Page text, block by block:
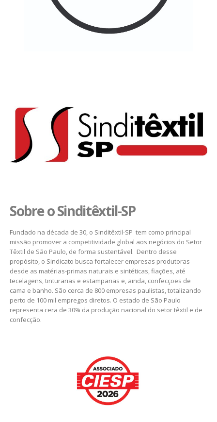
Sobre o Sinditêxtil-SP
Fundado na década de 30, o Sinditêxtil-SP tem como principal
missão promover a competitividade global aos negócios do Setor
Têxtil de São Paulo, de forma sustentável. Dentro desse
propósito, o Sindicato busca fortalecer empresas produtoras
desde as matérias-primas naturais e sintéticas, fiações, até
tecelagens, tinturarias e estamparias e, ainda, confecções de
cama e banho. São cerca de 800 empresas paulistas, totalizando
perto de 100 mil empregos diretos. O estado de São Paulo
representa cera de 30% da produção nacional do setor têxtil e de
confecção.